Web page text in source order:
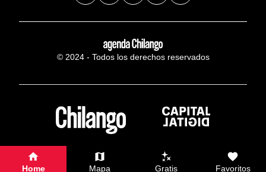
© 2024 - Todos los derechos reservados
Home Mapa Gratis Favoritos